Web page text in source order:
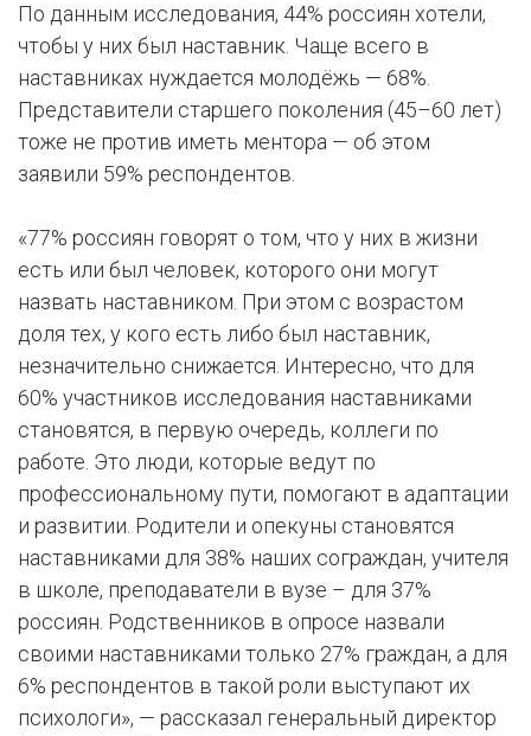
По данным исследования, 44% россиян хотели,
чтобы у них был наставник. Чаще всего в
наставниках нуждается молодёжь — 68%.
Представители старшего поколения (45–60 лет)
тоже не против иметь ментора — об этом
заявили 59% респондентов.
«77% россиян говорят о том, что у них в жизни
есть или был человек, которого они могут
назвать наставником. При этом с возрастом
доля тех, у кого есть либо был наставник,
незначительно снижается. Интересно, что для
60% участников исследования наставниками
становятся, в первую очередь, коллеги по
работе. Это люди, которые ведут по
профессиональному пути, помогают в адаптации
и развитии. Родители и опекуны становятся
наставниками для 38% наших сограждан, учителя
в школе, преподаватели в вузе – для 37%
россиян. Родственников в опросе назвали
своими наставниками только 27% граждан, а для
6% респондентов в такой роли выступают их
психологи», — рассказал генеральный директор